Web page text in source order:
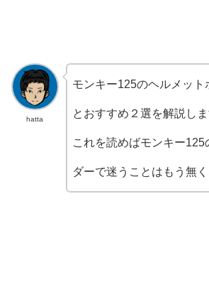
hatta
モンキー125のヘルメット
とおすすめ２選を解説しま
これを読めばモンキー125
ダーで迷うことはもう無く